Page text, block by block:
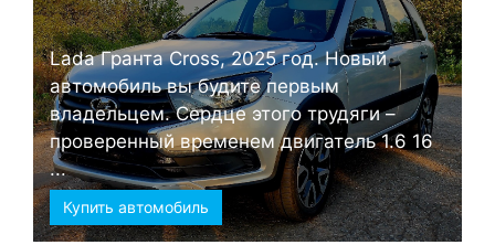
Lada Гранта Cross, 2025 год. Новый
автомобиль вы будите первым
владельцем. Сердце этого трудяги –
проверенный временем двигатель 1.6 16
...
Купить автомобиль